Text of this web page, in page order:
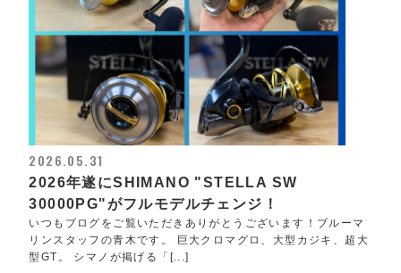
2026.05.31
2026年遂にSHIMANO "STELLA SW
30000PG"がフルモデルチェンジ！
いつもブログをご覧いただきありがとうございます！ブルーマ
リンスタッフの青木です。 巨大クロマグロ、大型カジキ、超大
型GT。 シマノが掲げる「[...]